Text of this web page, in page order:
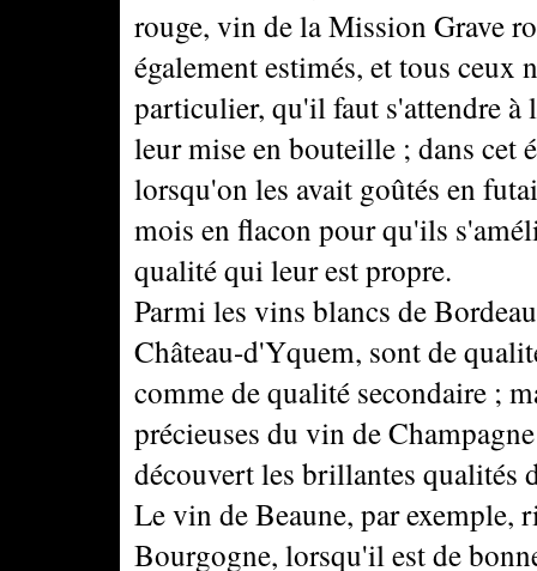
rouge, vin de la Mission Grave
également estimés, et tous ceux
particulier, qu'il faut s'attendre à
leur mise en bouteille ; dans cet
lorsqu'on les avait goûtés en
mois en flacon pour qu'ils
qualité qui leur est propre.
Parmi les vins blancs de
Château-d'Yquem, sont de
comme de qualité secondaire ;
précieuses du vin de
découvert les brillantes qualités
Le vin de Beaune, par exemple,
Bourgogne, lorsqu'il est de